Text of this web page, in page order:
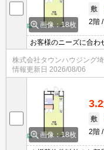
画像：18枚
敷
2階
お客様のニーズに合わ
情報数No.1のタウン
株式会社タウンハウジング
情報更新日 2026/08/06
画像：18枚
3.2
敷
2階